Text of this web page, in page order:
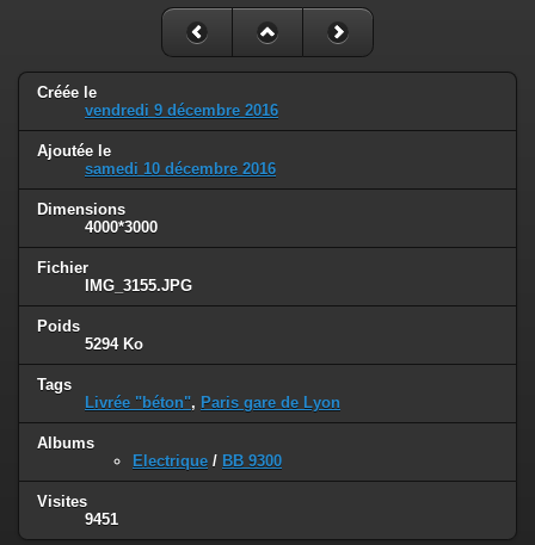
Créée le
vendredi 9 décembre 2016
Ajoutée le
samedi 10 décembre 2016
Dimensions
4000*3000
Fichier
IMG_3155.JPG
Poids
5294 Ko
Tags
Livrée "béton", Paris gare de Lyon
Albums
Electrique / BB 9300
Visites
9451